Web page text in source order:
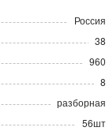
Россия
38
960
8
разборная
56шт